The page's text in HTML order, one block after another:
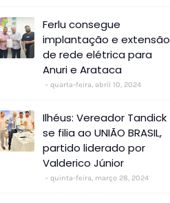
Ferlu consegue
implantação e extensão
de rede elétrica para
Anuri e Arataca
quarta-feira, abril 10, 2024
Ilhéus: Vereador Tandick
se filia ao UNIÃO BRASIL,
partido liderado por
Valderico Júnior
quinta-feira, março 28, 2024